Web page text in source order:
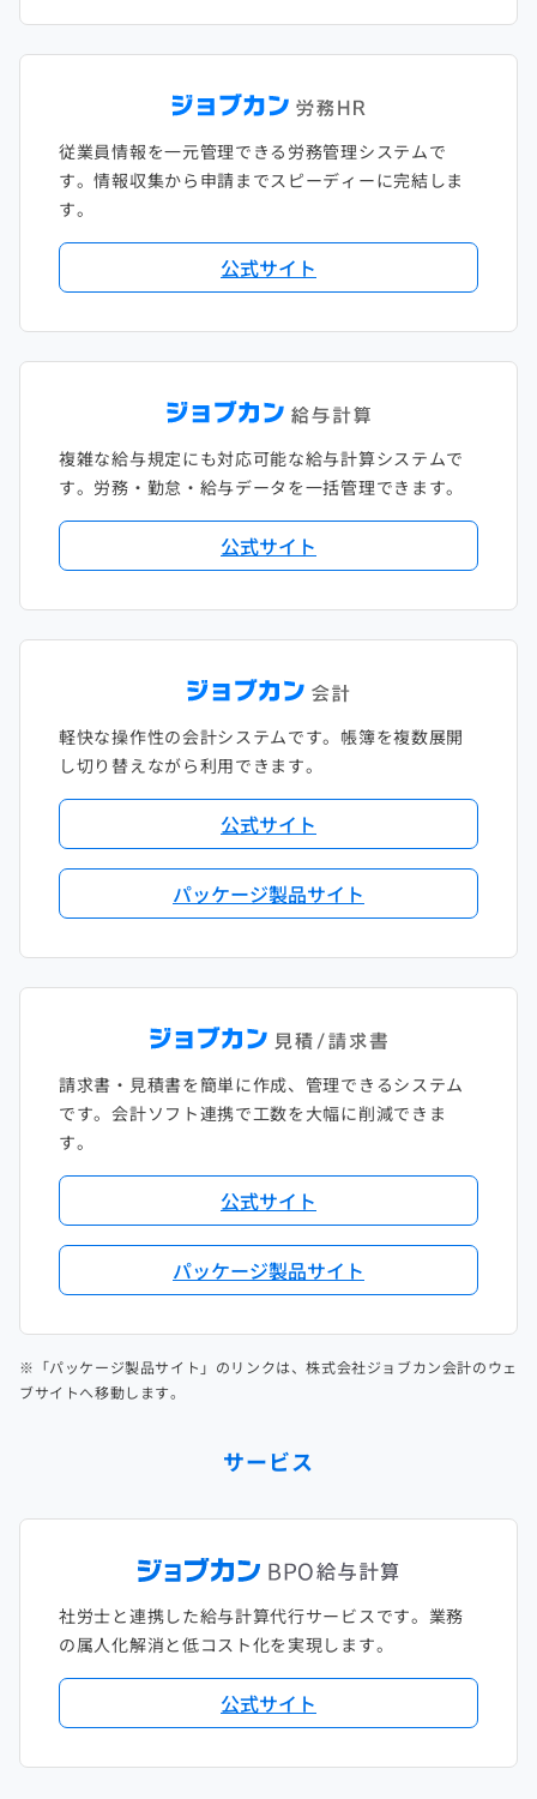
従業員情報を一元管理できる労務管理システムで
す。情報収集から申請までスピーディーに完結しま
す。
公式サイト
複雑な給与規定にも対応可能な給与計算システムで
す。労務・勤怠・給与データを一括管理できます。
公式サイト
軽快な操作性の会計システムです。帳簿を複数展開
し切り替えながら利用できます。
公式サイト
パッケージ製品サイト
請求書・見積書を簡単に作成、管理できるシステム
です。会計ソフト連携で工数を大幅に削減できま
す。
公式サイト
パッケージ製品サイト
※「パッケージ製品サイト」のリンクは、株式会社ジョブカン会計のウェ
ブサイトへ移動します。
サービス
社労士と連携した給与計算代行サービスです。業務
の属人化解消と低コスト化を実現します。
公式サイト